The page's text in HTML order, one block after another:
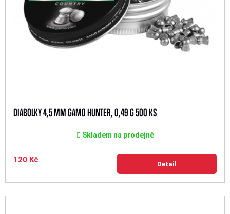
DIABOLKY 4,5 MM GAMO HUNTER, 0,49 G 500 KS
Skladem na prodejně
120 Kč Detail